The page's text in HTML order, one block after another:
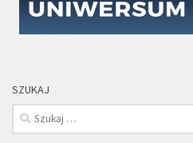
SZUKAJ
Szukaj: